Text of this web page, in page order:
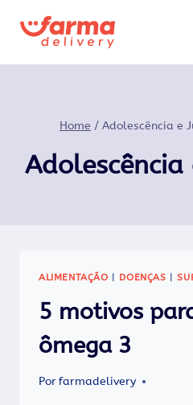
para
Home / Adolescência e
Adolescência
ALIMENTAÇÃO DOENÇAS |
5 motivos
ômega 3
Porfarmadelivery